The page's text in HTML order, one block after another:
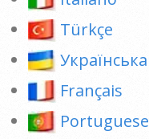
Türkçe
Українська
Français
Portuguese